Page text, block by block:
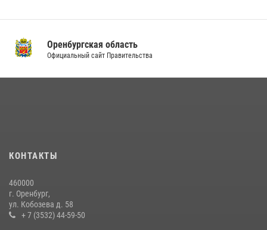
Оренбургская область
Официальный сайт Правительства
КОНТАКТЫ
460000
г. Оренбург,
ул. Кобозева д. 58
+ 7 (3532) 44-59-50